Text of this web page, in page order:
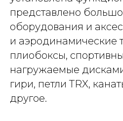
представлено
оборудования и
и аэродинамические
плиобоксы,
нагружаемые
гири, петли TRX,
другое.